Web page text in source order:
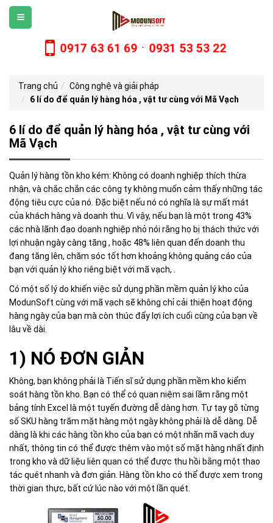
0917 63 61 69 - 0931 53 53 22
Trang chủ
Công nghệ và giải pháp
6 lí do để quản lý hàng hóa , vật tư cùng với Mã Vạch
6 lí do để quản lý hàng hóa , vật tư cùng với
Mã Vạch
Quản lý hàng tồn kho kém: Không có doanh nghiệp thích thừa
nhận, và chắc chắn các công ty không muốn cảm thấy những tác
động tiêu cực của nó. Đặc biệt nếu nó có nghĩa là sự mất mát
của khách hàng và doanh thu. Vì vậy, nếu bạn là một trong 43%
các nhà lãnh đạo doanh nghiệp nhỏ nói rằng họ bị thách thức với
lợi nhuận ngày càng tăng , hoặc 48% liên quan đến doanh thu
đang tăng lên, chăm sóc tốt hơn khoảng không quảng cáo của
bạn với quản lý kho riêng biệt với mã vạch, .
Có một số lý do khiến việc sử dụng phần mềm quản lý kho của
ModunSoft cùng với mã vạch sẽ không chỉ cải thiện hoạt động
hàng ngày của bạn mà còn thúc đẩy lợi ích cuối cùng của bạn về
lâu về dài.
1) NÓ ĐƠN GIẢN
Không, bạn không phải là Tiến sĩ sử dụng phần mềm kho kiểm
soát hàng tồn kho. Bạn có thể có quan niệm sai lầm rằng một
bảng tính Excel là một tuyến đường dễ dàng hơn. Tự tay gõ từng
số SKU hàng trăm mặt hàng một ngày không phải là dễ dàng. Dễ
dàng là khi các hàng tồn kho của bạn có một nhãn mã vạch duy
nhất, thông tin có thể được thêm vào một số mặt hàng nhất định
trong kho và dữ liệu liên quan có thể được thu hồi bằng một thao
tác quét nhanh và đơn giản. Hàng tồn kho có thể được xem trong
thời gian thực, bất cứ lúc nào với một lần quét.